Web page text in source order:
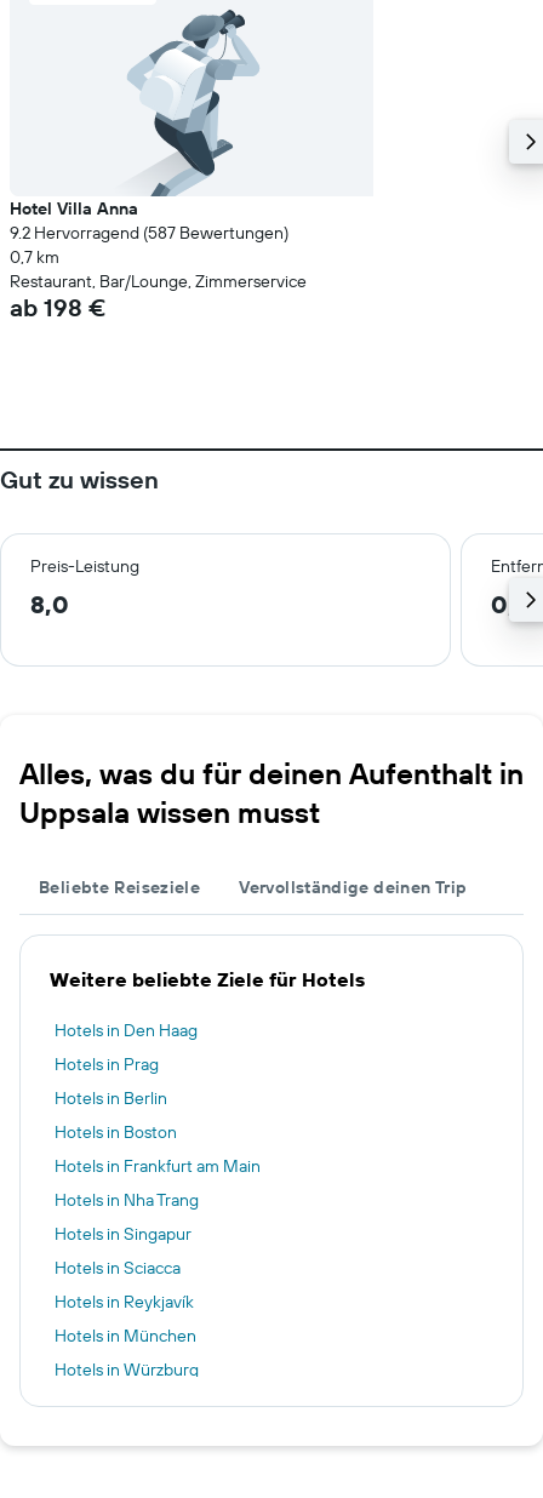
Hotel Villa Anna
9.2 Hervorragend (587 Bewertungen)
0,7 km
Restaurant, Bar/Lounge, Zimmerservice
ab 198 €
Gut zu wissen
Preis-Leistung
8,0 0,3
Alles, was du für deinen Aufenthalt in
Uppsala wissen musst
Beliebte Reiseziele Vervollständige deinen Trip
Weitere beliebte Ziele für Hotels
Hotels in Den Haag
Hotels in Prag
Hotels in Berlin
Hotels in Boston
Hotels in Frankfurt am Main
Hotels in Nha Trang
Hotels in Singapur
Hotels in Sciacca
Hotels in Reykjavík
Hotels in München
Hotels in Würzburg
Hotels in Garmisch-Partenkirchen